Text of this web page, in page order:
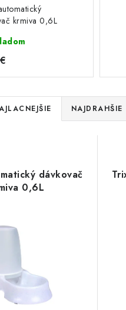
krmiva 0,6L
NAJDRAHŠIE
dávkovač
0,6L